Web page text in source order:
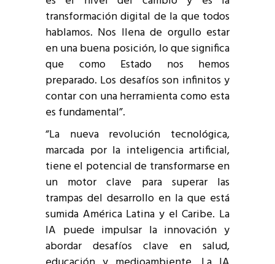
transformación digital de la que todos
hablamos. Nos llena de orgullo estar
en una buena posición, lo que significa
que como Estado nos hemos
preparado. Los desafíos son infinitos y
contar con una herramienta como esta
es fundamental”.
“La nueva revolución tecnológica,
marcada por la inteligencia artificial,
tiene el potencial de transformarse en
un motor clave para superar las
trampas del desarrollo en la que está
sumida América Latina y el Caribe. La
IA puede impulsar la innovación y
abordar desafíos clave en salud,